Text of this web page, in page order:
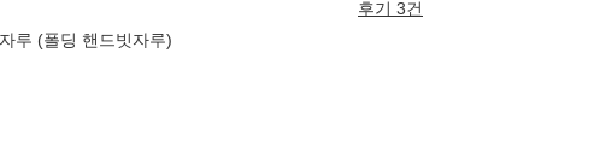
후기 3건
루 (폴딩 핸드빗자루)